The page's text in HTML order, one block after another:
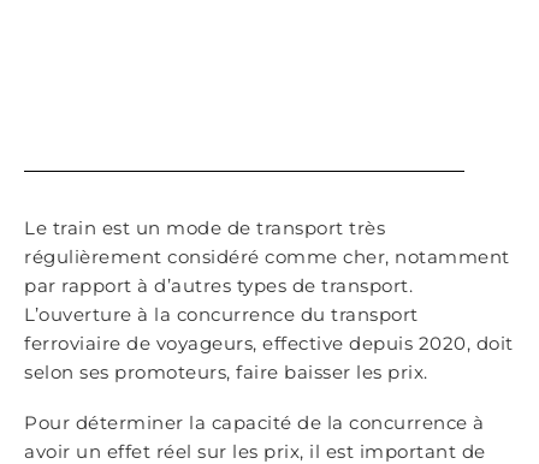
Le train est un mode de transport très
régulièrement considéré comme cher, notamment
par rapport à d’autres types de transport.
L’ouverture à la concurrence du transport
ferroviaire de voyageurs, effective depuis 2020, doit
selon ses promoteurs, faire baisser les prix.
Pour déterminer la capacité de la concurrence à
avoir un effet réel sur les prix, il est important de